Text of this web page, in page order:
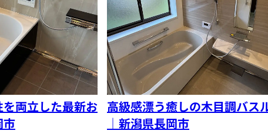
両立した最新お
市
高級感漂う癒しの木目調バス
｜新潟県長岡市